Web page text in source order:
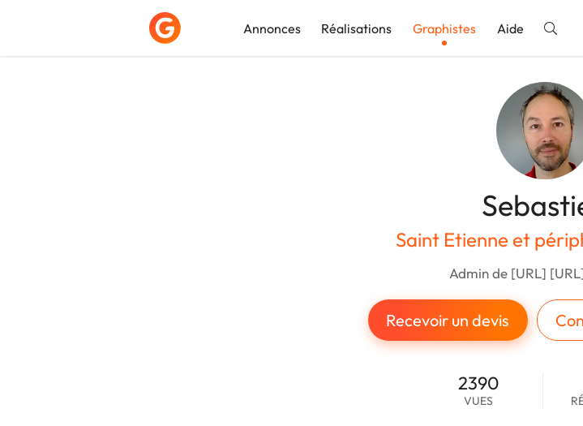
Annonces Réalisations Graphistes Aide
Saint Etienne et
Admin de [URL]
Recevoir un devis
2390
VUES